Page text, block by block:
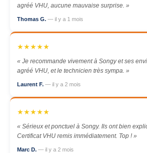
agréé VHU, aucune mauvaise surprise. »
Thomas G. — il y a 1 mois
★★★★★
« Je recommande vivement à Songy et ses
agréé VHU, et le technicien très sympa. »
Laurent F. — il y a 2 mois
★★★★★
« Sérieux et ponctuel à Songy. Ils ont bien
Certificat VHU remis immédiatement. Top ! »
Marc D. — il y a 2 mois